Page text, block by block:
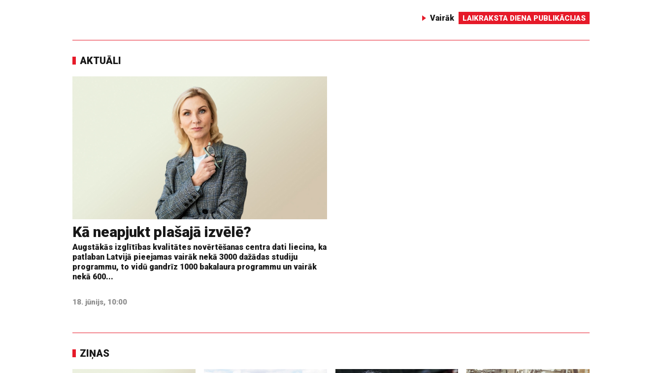
Vairāk LAIKRAKSTA DIENA PUBLIKĀCIJAS
AKTUĀLI
Kā neapjukt plašajā izvēlē?
Augstākās izglītības kvalitātes novērtēšanas centra dati liecina, ka
patlaban Latvijā pieejamas vairāk nekā 3000 dažādas studiju
programmu, to vidū gandrīz 1000 bakalaura programmu un vairāk
nekā 600...
18. jūnijs, 10:00
ZIŅAS